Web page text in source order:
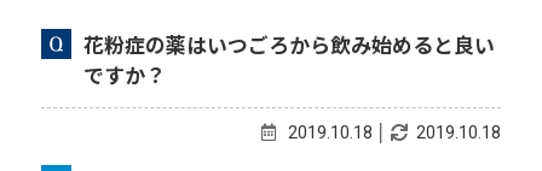
花粉症の薬はいつごろから飲み始めると良い
ですか？
2019.10.18 │ 2019.10.18